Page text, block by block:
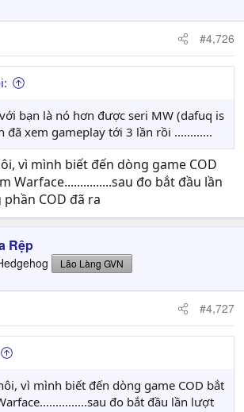
#4,726
bạn là nó hơn được seri MW (dafuq is
đã xem gameplay tới 3 lần rồi ............
vì mình biết đến dòng game COD
Warface...............sau đo bắt đầu lần
COD đã ra
Rệp
Lão Làng GVN
#4,727
vì mình biết đến dòng game COD bắt
đo bắt đầu lần lượt